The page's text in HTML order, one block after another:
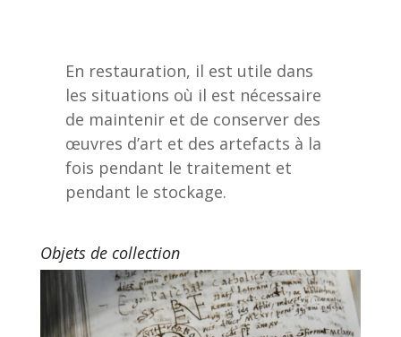
En restauration, il est utile dans
les situations où il est nécessaire
de maintenir et de conserver des
œuvres d’art et des artefacts à la
fois pendant le traitement et
pendant le stockage.
Objets de collection